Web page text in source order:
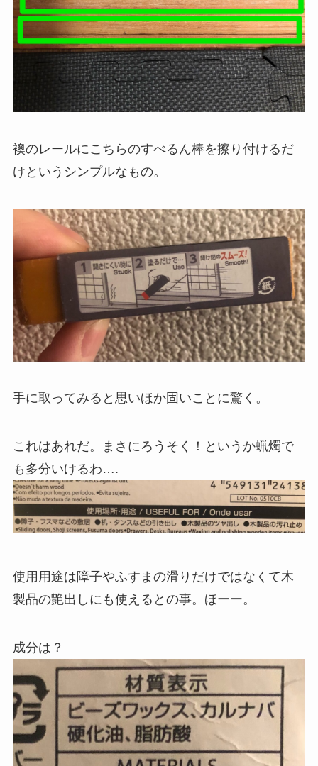
襖のレールにこちらのすべるん棒を擦り付けるだ
けというシンプルなもの。
手に取ってみると思いほか固いことに驚く。
これはあれだ。まさにろうそく！というか蝋燭で
も多分いけるわ….
使用用途は障子やふすまの滑りだけではなくて木
製品の艶出しにも使えるとの事。ほーー。
成分は？